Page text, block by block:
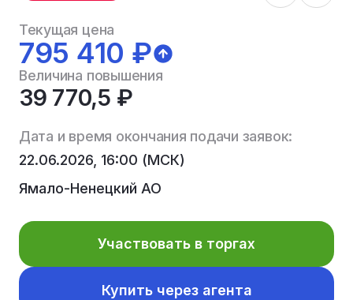
Текущая цена
795 410 ₽
Величина повышения
39 770,5 ₽
Дата и время окончания подачи заявок:
22.06.2026, 16:00 (МСК)
Ямало-Ненецкий АО
Участвовать в торгах
Купить через агента